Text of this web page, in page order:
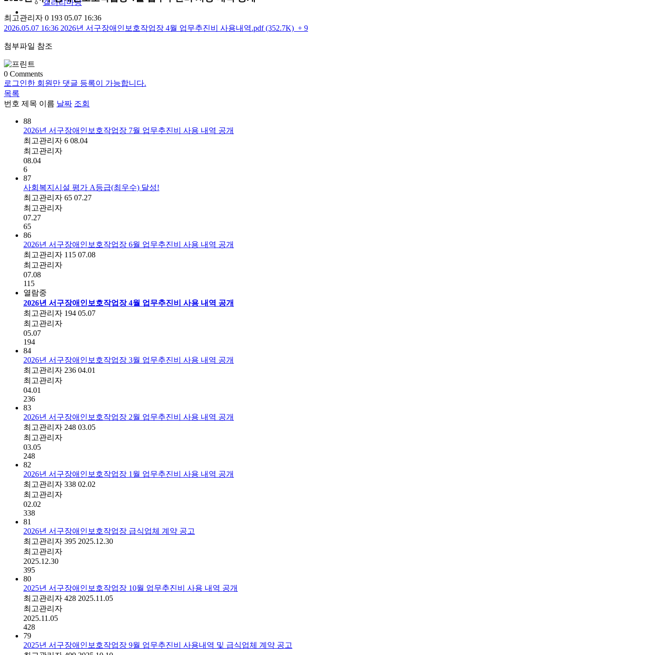
갤러리마당
최고관리자 0 193 05.07 16:36
2026.05.07 16:36 2026년 서구장애인보호작업장 4월 업무추진비 사용내역.pdf (352.7K) + 9
첨부파일 참조
0 Comments
로그인한 회원만 댓글 등록이 가능합니다.
목록
번호 제목 이름 날짜 조회
88
2026년 서구장애인보호작업장 7월 업무추진비 사용 내역 공개
최고관리자 6 08.04
최고관리자
08.04
6
87
사회복지시설 평가 A등급(최우수) 달성!
최고관리자 65 07.27
최고관리자
07.27
65
86
2026년 서구장애인보호작업장 6월 업무추진비 사용 내역 공개
최고관리자 115 07.08
최고관리자
07.08
115
열람중
2026년 서구장애인보호작업장 4월 업무추진비 사용 내역 공개
최고관리자 194 05.07
최고관리자
05.07
194
84
2026년 서구장애인보호작업장 3월 업무추진비 사용 내역 공개
최고관리자 236 04.01
최고관리자
04.01
236
83
2026년 서구장애인보호작업장 2월 업무추진비 사용 내역 공개
최고관리자 248 03.05
최고관리자
03.05
248
82
2026년 서구장애인보호작업장 1월 업무추진비 사용 내역 공개
최고관리자 338 02.02
최고관리자
02.02
338
81
2026년 서구장애인보호작업장 급식업체 계약 공고
최고관리자 395 2025.12.30
최고관리자
2025.12.30
395
80
2025년 서구장애인보호작업장 10월 업무추진비 사용 내역 공개
최고관리자 428 2025.11.05
최고관리자
2025.11.05
428
79
2025년 서구장애인보호작업장 9월 업무추진비 사용내역 및 급식업체 계약 공고